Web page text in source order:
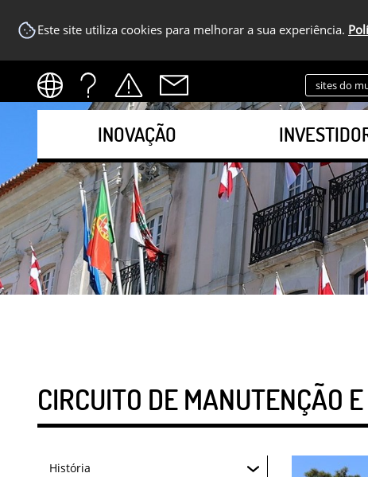
Este site utiliza cookies para melhorar a sua experiência.
sites do
INOVAÇÃO
CIRCUITO DE MANUTENÇÃO
História